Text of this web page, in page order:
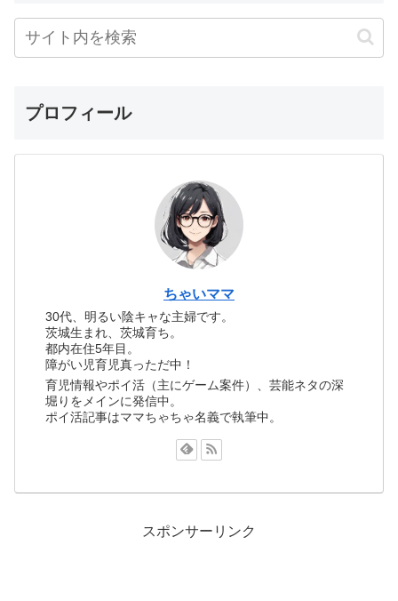
プロフィール
ちゃいママ
30代、明るい陰キャな主婦です。
茨城生まれ、茨城育ち。
都内在住5年目。
障がい児育児真っただ中！
育児情報やポイ活（主にゲーム案件）、芸能ネタの深
堀りをメインに発信中。
ポイ活記事はママちゃちゃ名義で執筆中。
スポンサーリンク